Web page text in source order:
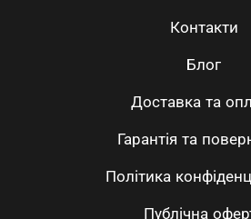
Контакти
Блог
Доставка та
Гарантія та
Політика
Публічна